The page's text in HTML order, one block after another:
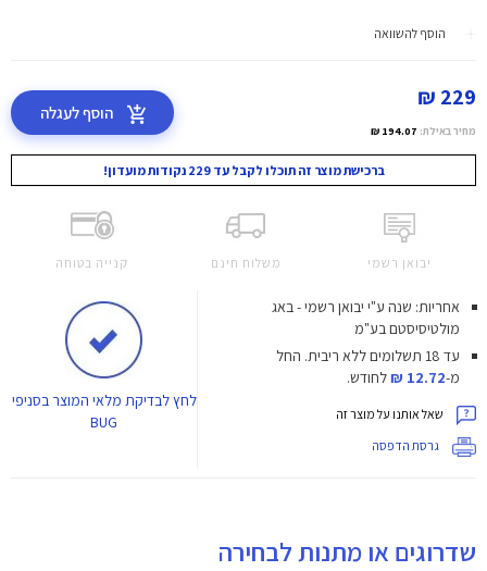
הוסף להשוואה
229 ₪
מחיר באילת: 194.07 ₪
הוסף לעגלה
ברכישת מוצר זה תוכלו לקבל עד 229 נקודות מועדון!
יבואן רשמי משלוח חינם קנייה בטוחה
אחריות: שנה ע"י יבואן רשמי - באג
מולטיסיסטם בע"מ
עד 18 תשלומים ללא ריבית.
החל
מ-12.72 ₪ לחודש.
שאל אותנו על מוצר זה
גרסת הדפסה
לחץלבדיקת מלאי המוצר בסניפי
BUG
שדרוגים או מתנות לבחירה